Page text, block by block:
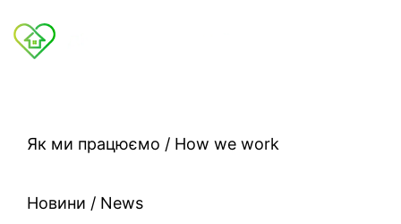
Як ми працюємо / How we work
Новини / News